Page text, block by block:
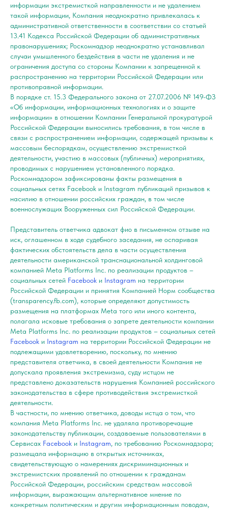
информации экстремисткой направленности и не удалением
такой информации, Компания неоднократно привлекалась к
административной ответственности в соответствии со статьей
13.41 Кодекса Российской Федерации об административных
правонарушениях; Роскомнадзор неоднократно устанавливал
случаи умышленного бездействия в части не удаления и не
ограничения доступа со стороны Компании к запрещенной к
распространению на территории Российской Федерации или
противоправной информации.
В порядке ст. 15.3 Федерального закона от 27.07.2006 № 149-ФЗ
«Об информации, информационных технологиях и о защите
информации» в отношении Компании Генеральной прокуратурой
Российской Федерации выносились требования, в том числе в
связи с распространением информации, содержащей призывы к
массовым беспорядкам, осуществлению экстремисткой
деятельности, участию в массовых (публичных) мероприятиях,
проводимых с нарушением установленного порядка.
Роскомнадзором зафиксированы факты размещения в
социальных сетях Facebook и Instagram публикаций призывов к
насилию в отношении российских граждан, в том числе
военнослужащих Вооруженных сил Российской Федерации.
Представитель ответчика адвокат фио в письменном отзыве на
иск, оглашенном в ходе судебного заседания, не оспаривая
фактических обстоятельств дела в части осуществления
деятельности американской транснациональной холдинговой
компанией Meta Platforms Inc. по реализации продуктов –
социальных сетей Facebook и Instagram на территории
Российской Федерации и принятия Компанией Норм сообщества
(transparency.fb.com), которые определяют допустимость
размещения на платформах Meta того или иного контента,
полагала исковые требования о запрете деятельности компании
Meta Platforms Inc. по реализации продуктов – социальных сетей
Facebook и Instagram на территории Российской Федерации не
подлежащими удовлетворению, поскольку, по мнению
представителя ответчика, в своей деятельности Компания не
допускала проявления экстремизма, суду истцом не
представлено доказательств нарушения Компанией российского
законодательства в сфере противодействия экстремисткой
деятельности.
В частности, по мнению ответчика, доводы истца о том, что
компания Meta Platforms Inc. не удаляла противоречащие
законодательству публикации, создаваемые пользователями в
Сервисах Facebook и Instagram, по требованию Роскомнадзора;
размещала информацию в открытых источниках,
свидетельствующую о намерениях дискриминационных и
экстремистских проявлений по отношении к гражданам
Российской Федерации, российским средствам массовой
информации, выражающим альтернативное мнение по
конкретным политическим и другим информационным поводам,